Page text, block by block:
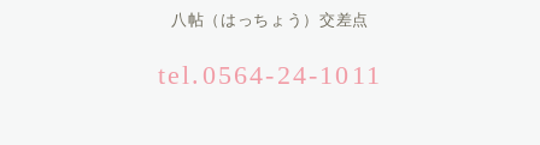
八帖（はっちょう）交差点
tel.0564-24-1011